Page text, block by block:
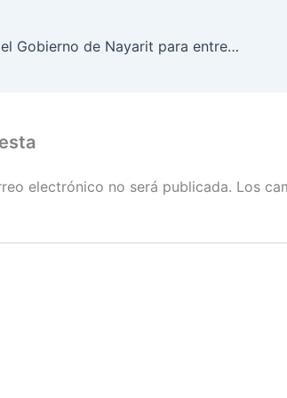
Condena INE negativa del Gobierno de Nayarit para entregar recursos para las elecciones de este año
electrónico no será publicada. Los